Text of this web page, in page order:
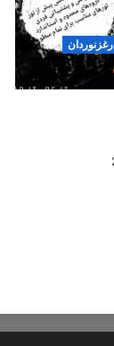
رغزنوردان